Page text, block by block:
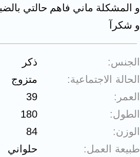
و المشكلة ماني فاهم حالتي
و شكرآ
الجنس
ذكر
الحالة الاجتماعية
متزوج
العمر
39
الطول
180
الوزن
84
طبيعة العمل
حلواني